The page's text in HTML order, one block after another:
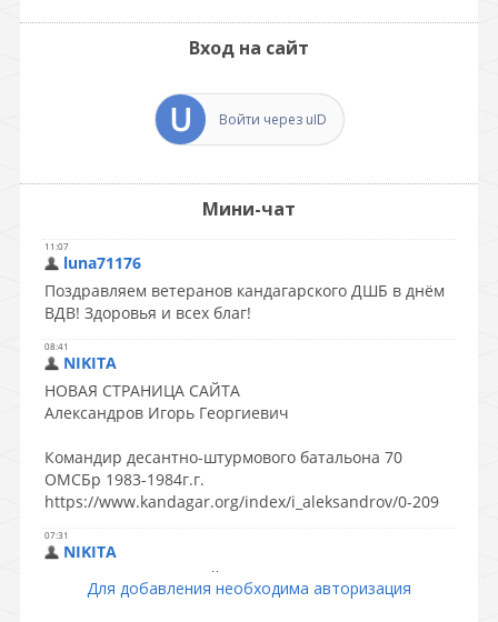
Вход на сайт
Войти через uID
Мини-чат
Для добавления необходима авторизация